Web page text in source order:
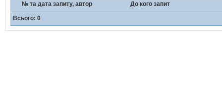
№ та дата запиту, автор До кого запит
Всього: 0